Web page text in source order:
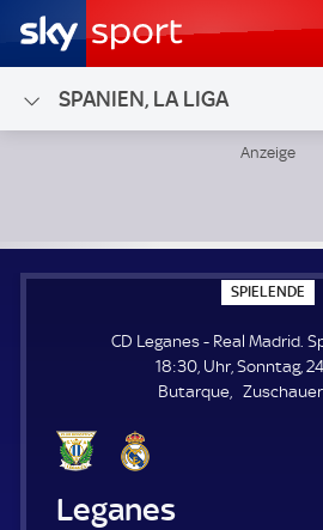
SPANIEN, LA LIGA
SPIELENDE
P
E
L
E
N
CD Leganes - Real Madrid.
18:30, Uhr, Sonntag,
Butarque
CD Leganes